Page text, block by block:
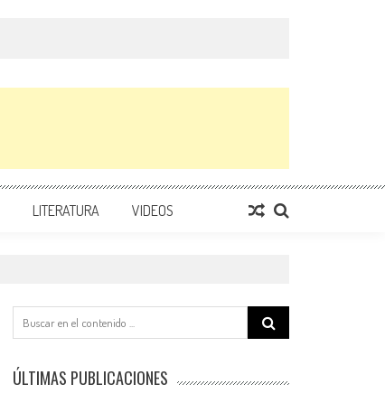
LITERATURA VIDEOS
Search
for:
ÚLTIMAS PUBLICACIONES